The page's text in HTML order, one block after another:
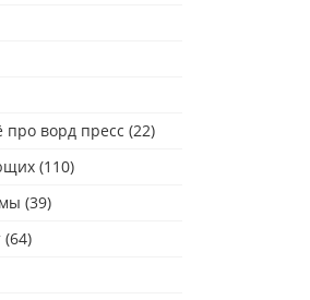
про ворд пресс (22)
(110)
(39)
(64)